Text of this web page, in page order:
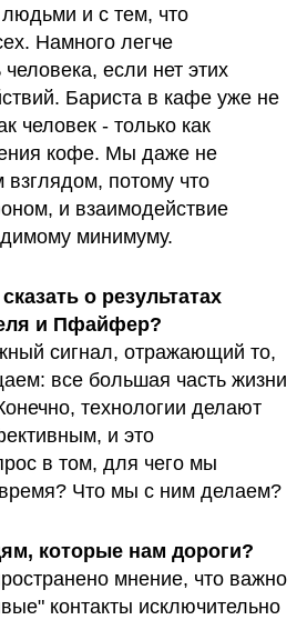
людьми и с тем, что
Намного легче
если нет этих
Бариста в кафе уже не
человек - только как
кофе. Мы даже не
взглядом, потому что
и взаимодействие
минимуму.
о результатах
сигнал, отражающий то,
все большая часть жизни
технологии делают
и это
в том, для чего мы
Что мы с ним делаем?
мнение, что важно
контакты исключительно